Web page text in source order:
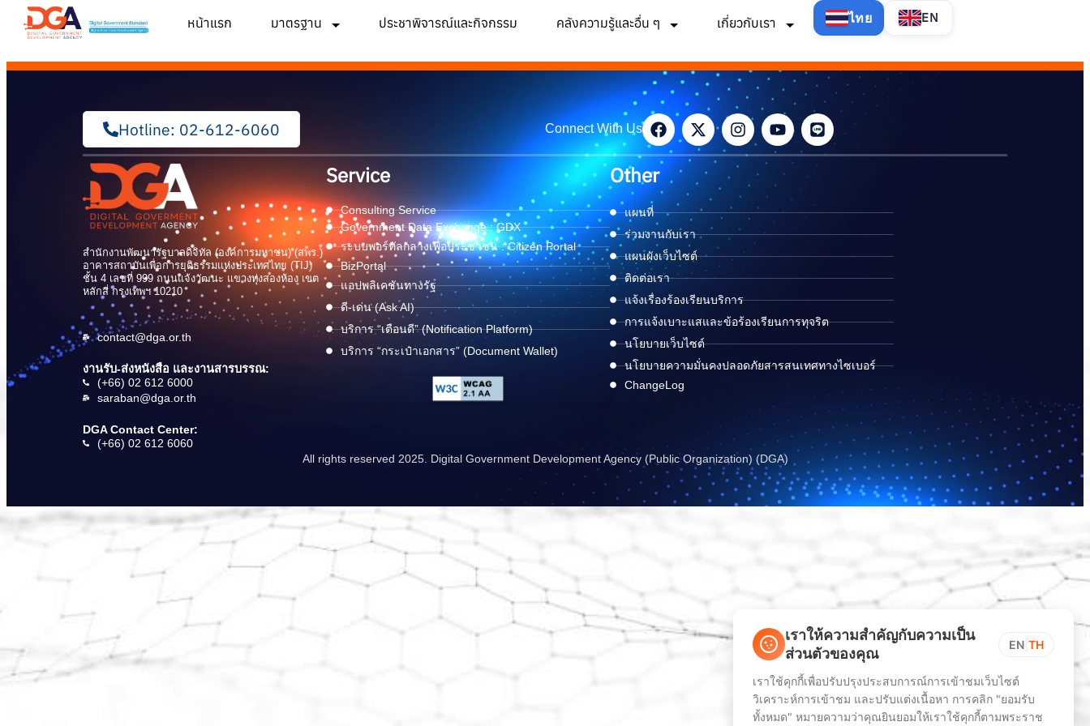
หน้าแรก มาตรฐาน ประชาพิจารณ์และกิจกรรม คลังความรู้และอื่น ๆ เกี่ยวกับเรา ไทย EN
Hotline: 02-612-6060 Connect With Us
สำนักงานพัฒนารัฐบาลดิจิทัล (องค์การมหาชน) (สพร.)
อาคารสถาบันเพื่อการยุติธรรมแห่งประเทศไทย (TIJ)
ชั้น 4 เลขที่ 999 ถนนแจ้งวัฒนะ แขวงทุ่งสองห้อง เขต
หลักสี่ กรุงเทพฯ 10210
contact@dga.or.th
งานรับ-ส่งหนังสือ และงานสารบรรณ:
(+66) 02 612 6000
saraban@dga.or.th
DGA Contact Center:
(+66) 02 612 6060
Service
Consulting Service
Government Data Exchange : GDX
ระบบพอร์ทัลกลางเพื่อประชาชน : Citizen Portal
BizPortal
แอปพลิเคชันทางรัฐ
ดี-เด่น (Ask AI)
บริการ “เตือนดี” (Notification Platform)
บริการ “กระเป๋าเอกสาร” (Document Wallet)
Other
แผนที่
ร่วมงานกับเรา
แผนผังเว็บไซต์
ติดต่อเรา
แจ้งเรื่องร้องเรียนบริการ
การแจ้งเบาะแสและข้อร้องเรียนการทุจริต
นโยบายเว็บไซต์
นโยบายความมั่นคงปลอดภัยสารสนเทศทางไซเบอร์
ChangeLog
All rights reserved 2025. Digital Government Development Agency (Public Organization) (DGA)
เราให้ความสำคัญกับความเป็น
ส่วนตัวของคุณ
EN TH
เราใช้คุกกี้เพื่อปรับปรุงประสบการณ์การเข้าชมเว็บไซต์
วิเคราะห์การเข้าชม และปรับแต่งเนื้อหา การคลิก "ยอมรับ
ทั้งหมด" หมายความว่าคุณยินยอมให้เราใช้คุกกี้ตามพระราช